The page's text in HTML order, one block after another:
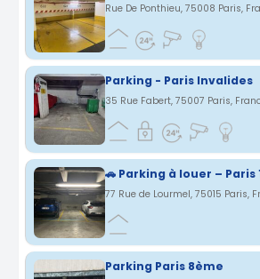
Rue De Ponthieu, 75008 Paris,
Parking - Paris Invalides
35 Rue Fabert, 75007 Paris,
77 Rue de Lourmel, 75015 Paris,
Parking Paris 8ème